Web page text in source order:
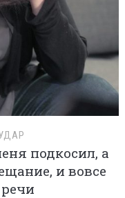
подкосил, а
и вовсе